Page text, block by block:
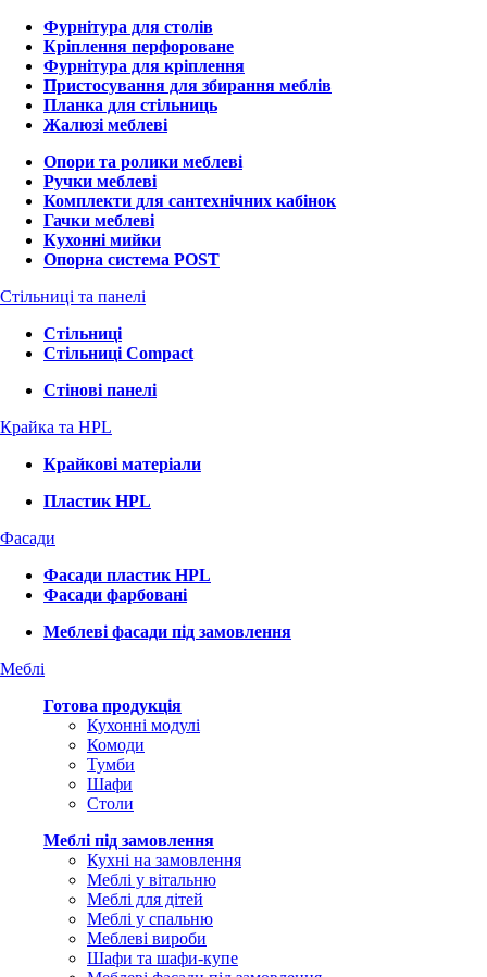
Фурнітура для столів
Кріплення перфороване
Фурнітура для кріплення
Пристосування для збирання меблів
Планка для стільниць
Жалюзі меблеві
Опори та ролики меблеві
Ручки меблеві
Комплекти для сантехнічних кабінок
Гачки меблеві
Кухонні мийки
Опорна система POST
Стільниці та панелі
Стільниці
Стільниці Compact
Стінові панелі
Крайка та HPL
Крайкові матеріали
Пластик HPL
Фасади
Фасади пластик HPL
Фасади фарбовані
Меблеві фасади під замовлення
Меблі
Готова продукція
Кухонні модулі
Комоди
Тумби
Шафи
Столи
Меблі під замовлення
Кухні на замовлення
Меблі у вітальню
Меблі для дітей
Меблі у спальню
Меблеві вироби
Шафи та шафи-купе